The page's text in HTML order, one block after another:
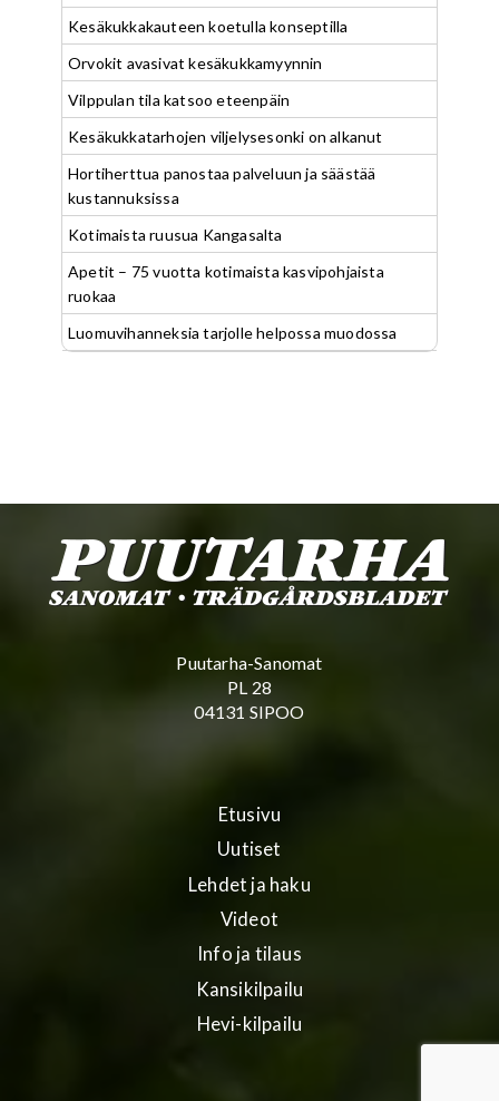
Kesäkukkakauteen koetulla konseptilla
Orvokit avasivat kesäkukkamyynnin
Vilppulan tila katsoo eteenpäin
Kesäkukkatarhojen viljelysesonki on alkanut
Hortiherttua panostaa palveluun ja säästää
kustannuksissa
Kotimaista ruusua Kangasalta
Apetit – 75 vuotta kotimaista kasvipohjaista
ruokaa
Luomuvihanneksia tarjolle helpossa muodossa
Puutarha-Sanomat
PL 28
04131 SIPOO
Etusivu
Uutiset
Lehdet ja haku
Videot
Info ja tilaus
Kansikilpailu
Hevi-kilpailu